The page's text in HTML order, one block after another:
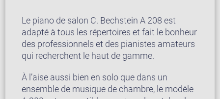
Le piano de salon C. Bechstein A 208 est
adapté à tous les répertoires et fait le bonheur
des professionnels et des pianistes amateurs
qui recherchent le haut de gamme.
À l’aise aussi bien en solo que dans un
ensemble de musique de chambre, le modèle